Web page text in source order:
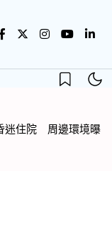
迷住院 周邊環境曝